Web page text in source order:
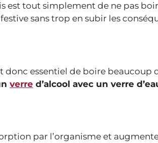
est tout simplement de ne pas
sans trop en subir les
essentiel de boire beaucoup
verre d’alcool avec un verre
par l’organisme et